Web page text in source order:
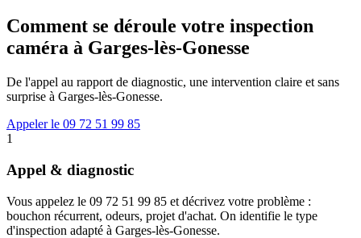
Comment se déroule votre inspection
caméra à Garges-lès-Gonesse
De l'appel au rapport de diagnostic, une intervention claire et sans
surprise à Garges-lès-Gonesse.
Appeler le 09 72 51 99 85
1
Appel & diagnostic
Vous appelez le 09 72 51 99 85 et décrivez votre problème :
bouchon récurrent, odeurs, projet d'achat. On identifie le type
d'inspection adapté à Garges-lès-Gonesse.